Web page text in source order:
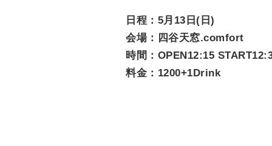
日程：5月13日(日)
会場：四谷天窓.comfort
時間：OPEN12:15
料金：1200+1Drink